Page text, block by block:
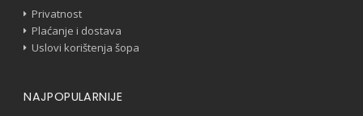
Privatnost
Plaćanje i dostava
Uslovi korištenja šopa
NAJPOPULARNIJE